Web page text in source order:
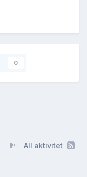
0
All aktivitet